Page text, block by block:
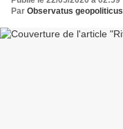
Par Observatus geopoliticus